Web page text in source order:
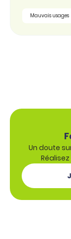
Mauvais usages
Un doute